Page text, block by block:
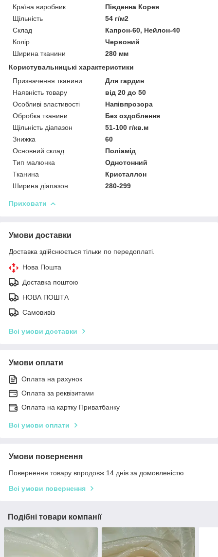
Країна виробник
Південна Корея
Щільність
54 г/м2
Склад
Капрон-60, Нейлон-40
Колір
Червоний
Ширина тканини
280 мм
Користувальницькі характеристики
Призначення тканини
Для гардин
Наявність товару
від 20 до 50
Особливі властивості
Напівпрозора
Обробка тканини
Без оздоблення
Щільність діапазон
51-100 г/кв.м
Знижка
60
Основний склад
Поліамід
Тип малюнка
Однотонний
Тканина
Кристаллон
Ширина діапазон
280-299
Приховати
Умови доставки
Доставка здійснюється тільки по передоплаті.
Нова Пошта
Доставка поштою
НОВА ПОШТА
Самовивіз
Всі умови доставки
Умови оплати
Оплата на рахунок
Оплата за реквізитами
Оплата на картку Приватбанку
Всі умови оплати
Умови повернення
Повернення товару впродовж 14 днів за домовленістю
Всі умови повернення
Подібні товари компанії